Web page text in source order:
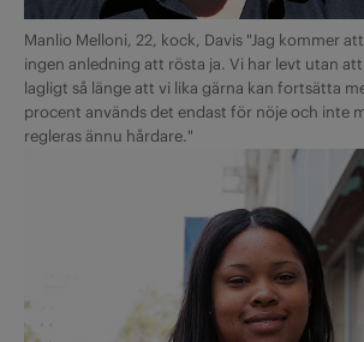
Manlio Melloni, 22, kock, Davis "Jag kommer
ingen anledning att rösta ja. Vi har levt utan
lagligt så länge att vi lika gärna kan fortsätta
procent används det endast för nöje och inte
regleras ännu hårdare."